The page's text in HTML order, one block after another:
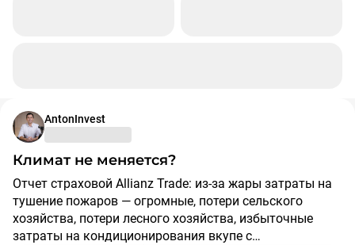
AntonInvest
Климат не меняется?
отчет страховой Allianz Tradе: из-за жары затраты на
тушение пожаров — огромные, потери сельского
хозяйства, потери лесного хозяйства, избыточные
затраты на кондиционирования вкупе с